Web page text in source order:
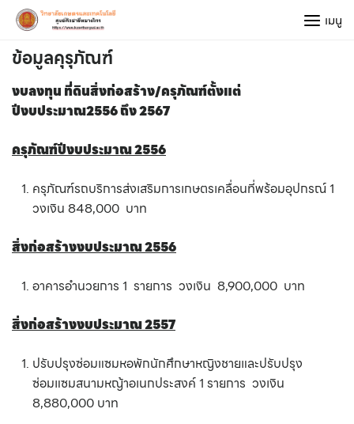
Skip
content
เมนู
ข้อมูลคุรุภัณฑ์
งบลงทุน ที่ดินสิ่งก่อสร้าง/ครุภัณฑ์ตั้งแต่
ปีงบประมาณ2556 ถึง 2567
ครุภัณฑ์ปีงบประมาณ 2556
ครุภัณฑ์รถบริการส่งเสริมการเกษตรเคลื่อนที่พร้อมอุปกรณ์ 1
วงเงิน 848,000 บาท
สิ่งก่อสร้างงบประมาณ 2556
อาคารอำนวยการ 1 รายการ วงเงิน 8,900,000 บาท
สิ่งก่อสร้างงบประมาณ 2557
ปรับปรุงซ่อมแซมหอพักนักศึกษาหญิงชายและปรับปรุง
ซ่อมแซมสนามหญ้าอเนกประสงค์ 1 รายการ วงเงิน
8,880,000 บาท